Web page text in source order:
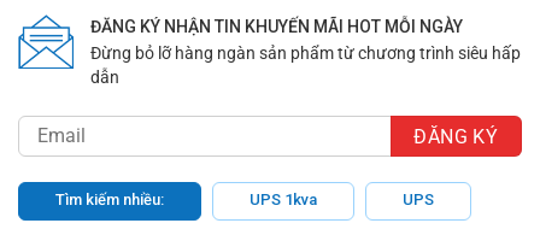
ĐĂNG KÝ NHẬN TIN KHUYẾN MÃI HOT MỖI NGÀY
Đừng bỏ lỡ hàng ngàn sản phẩm từ chương trình siêu hấp
dẫn
Tìm kiếm nhiều: UPS 1kva UPS